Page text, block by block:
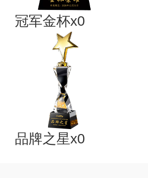
冠军金杯x0
品牌之星x0